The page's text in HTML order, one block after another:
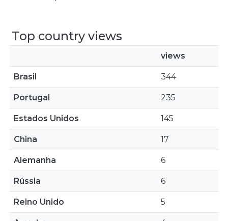
Top country views
views
Brasil 344
Portugal 235
Estados Unidos 145
China 17
Alemanha 6
Rússia 6
Reino Unido 5